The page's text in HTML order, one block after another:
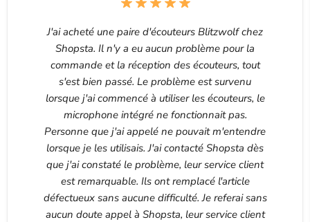
J'ai acheté une paire d'écouteurs Blitzwolf chez
Shopsta. Il n'y a eu aucun problème pour la
commande et la réception des écouteurs, tout
s'est bien passé. Le problème est survenu
lorsque j'ai commencé à utiliser les écouteurs, le
microphone intégré ne fonctionnait pas.
Personne que j'ai appelé ne pouvait m'entendre
lorsque je les utilisais. J'ai contacté Shopsta dès
que j'ai constaté le problème, leur service client
est remarquable. Ils ont remplacé l'article
défectueux sans aucune difficulté. Je referai sans
aucun doute appel à Shopsta, leur service client